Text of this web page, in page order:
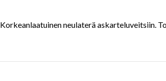
Korkeanlaatuinen neulaterä askarteluveitsiin.